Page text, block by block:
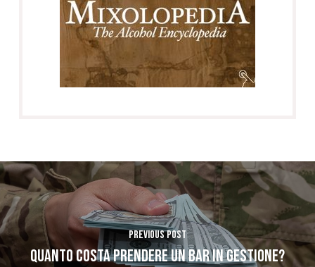
Previous Post
Quanto costa prendere un bar in gestione?